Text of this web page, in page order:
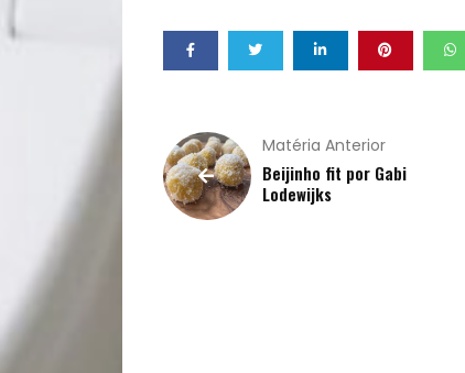
&
Filhos
Notícias
Opinião
Matéria Anterior
Beijinho fit por Gabi
Lodewijks